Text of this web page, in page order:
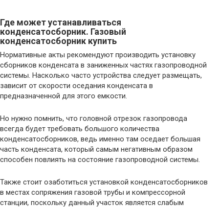
Где может устанавливаться
конденсатосборник. Газовый
конденсатосборник купить
Нормативные акты рекомендуют производить установку
сборников конденсата в заниженных частях газопроводной
системы. Насколько часто устройства следует размещать,
зависит от скорости оседания конденсата в
предназначенной для этого емкости.
Но нужно помнить, что головной отрезок газопровода
всегда будет требовать большого количества
конденсатосборников, ведь именно там оседает большая
часть конденсата, который самым негативным образом
способен повлиять на состояние газопроводной системы.
Также стоит озаботиться установкой конденсатосборников
в местах сопряжения газовой трубы и компрессорной
станции, поскольку данный участок является слабым